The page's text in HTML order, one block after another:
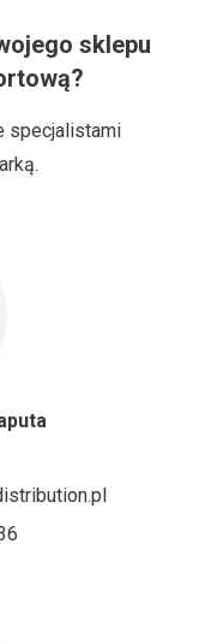
sklepu
specjalistami